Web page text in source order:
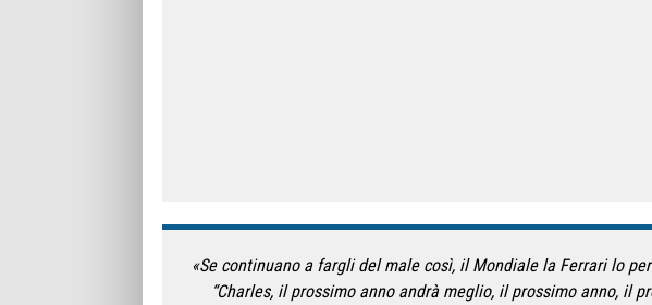
«Se continuano a fargli del male così, il Mondiale la Ferrari lo
“Charles, il prossimo anno andrà meglio, il prossimo anno, il